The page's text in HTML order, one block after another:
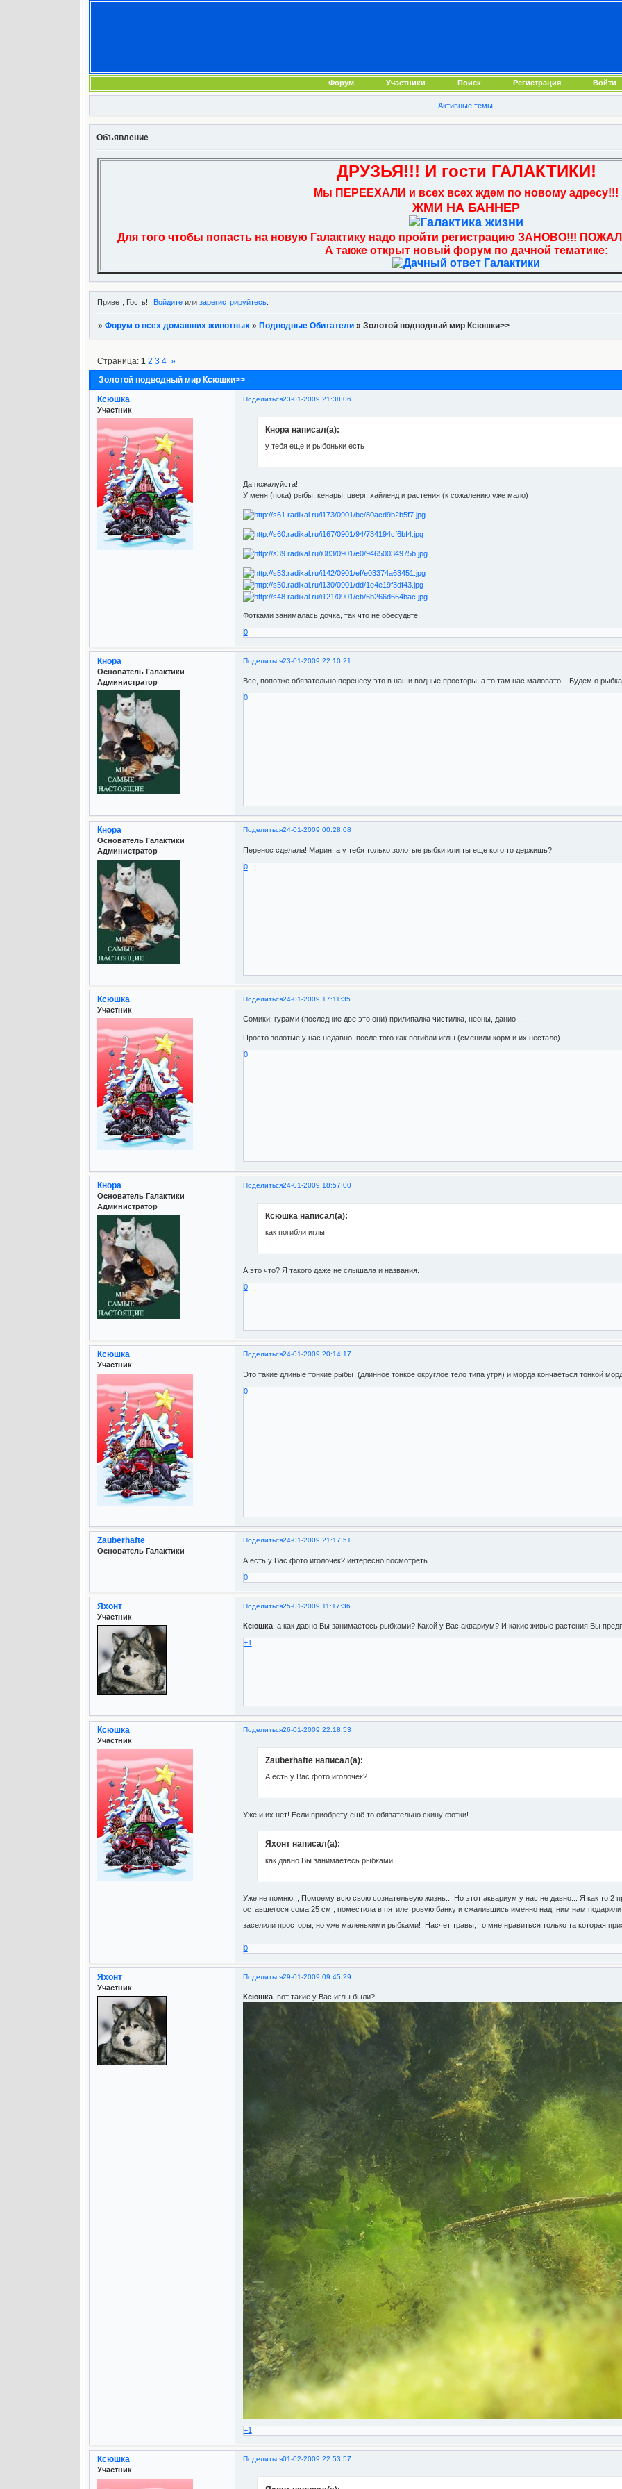
Форум Участники Поиск Регистрация Войти
Активные темы
Объявление
ДРУЗЬЯ!!! И гости ГАЛАКТИКИ!
Мы ПЕРЕЕХАЛИ и всех всех ждем по новому адресу!!!
ЖМИ НА БАННЕР
Для того чтобы попасть на новую Галактику надо пройти регистрацию ЗАНОВО!!!
А также открыт новый форум по дачной тематике:
Привет, Гость! Войдите илизарегистрируйтесь
» Форум о всех домашних животных » Подводные Обитатели » Золотой подводный мир Ксюшки>>
Золотой подводный мир Ксюшки>>
Страница: 1 2 3 4 »
Поделиться23-01-2009 21:38:06
Ксюшка
Участник
Кнора написал(а):
у тебя еще и рыбоньки есть
Да пожалуйста!
У меня (пока) рыбы, кенары, цверг, хайленд и растения (к сожалению уже мало)
Фотками занималась дочка, так что не обесудьте.
0
Поделиться23-01-2009 22:10:21
Кнора
Основатель Галактики
Администратор
Все, попозже обязательно перенесу это в наши водные просторы, а то там нас маловато... Будем о
0
Поделиться24-01-2009 00:28:08
Кнора
Основатель Галактики
Администратор
Перенос сделала! Марин, а у тебя только золотые рыбки или ты еще кого то держишь?
0
Поделиться24-01-2009 17:11:35
Ксюшка
Участник
Сомики, гурами (последние две это они) прилипалка чистилка, неоны, данио ...
Просто золотые у нас недавно, после того как погибли иглы (сменили корм и их нестало)...
0
Поделиться24-01-2009 18:57:00
Кнора
Основатель Галактики
Администратор
Ксюшка написал(а):
как погибли иглы
А это что? Я такого даже не слышала и названия.
0
Поделиться24-01-2009 20:14:17
Ксюшка
Участник
Это такие длиные тонкие рыбы (длинное тонкое округлое тело типа угря) и морда кончаеться тонкой
0
Поделиться24-01-2009 21:17:51
Zauberhafte
Основатель Галактики
А есть у Вас фото иголочек? интересно посмотреть...
0
Поделиться25-01-2009 11:17:36
Яхонт
Участник
Ксюшка, а как давно Вы занимаетесь рыбками? Какой у Вас аквариум? И какие живые растения Вы
+1
Поделиться26-01-2009 22:18:53
Ксюшка
Участник
Zauberhafte написал(а):
А есть у Вас фото иголочек?
Уже и их нет! Если приобрету ещё то обязательно скину фотки!
Яхонт написал(а):
как давно Вы занимаетесь рыбками
Уже не помню,,, Помоему всю свою сознательеую жизнь... Но этот аквариум у нас не давно... Я как то 2
оставщегося сома 25 см , поместила в пятилетровую банку и сжалившись именно над ним нам
заселили просторы, но уже маленькими рыбками! Насчет травы, то мне нравиться только та которая
0
Поделиться29-01-2009 09:45:29
Яхонт
Участник
Ксюшка, вот такие у Вас иглы были?
+1
Поделиться01-02-2009 22:53:57
Ксюшка
Участник